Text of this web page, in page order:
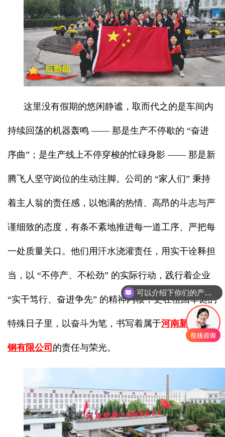
这里没有假期的悠闲静谧，取而代之的是车间内
持续回荡的机器轰鸣 —— 那是生产不停歇的 “奋进
序曲”；是生产线上不停穿梭的忙碌身影 —— 那是新
腾飞人坚守岗位的生动注脚。公司的 “家人们” 秉持
着主人翁的责任感，以饱满的热情、高昂的斗志与严
谨细致的态度，有条不紊地推进每一道工序、严把每
一处质量关口。他们用汗水浇灌责任，用实干诠释担
当，以 “不停产、不松劲” 的实际行动，践行着企业
“实干笃行、奋进争先” 的精神内核，更在祖国华诞的
特殊日子里，以奋斗为笔，书写着属于河南新腾飞铸
钢有限公司 的责任与荣光。
可以介绍下你们的产品么